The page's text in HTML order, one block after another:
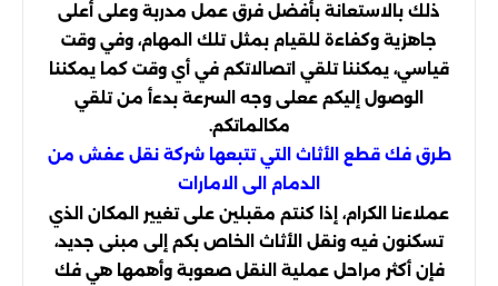
ذلك بالاستعانة بأفضل فرق عمل مدربة وعلى أعلى
جاهزية وكفاءة للقيام بمثل تلك المهام، وفي وقت
قياسي، يمكننا تلقي اتصالاتكم في أي وقت كما يمكننا
الوصول إليكم ععلى وجه السرعة بدءأ من تلقي
مكالماتكم.
طرق فك قطع الأثاث التي تتبعها شركة نقل عفش من
الدمام الى الامارات
عملاءنا الكرام، إذا كنتم مقبلين على تغيير المكان الذي
تسكنون فيه ونقل الأثاث الخاص بكم إلى مبنى جديد،
فإن أكثر مراحل عملية النقل صعوبة وأهمها هي فك